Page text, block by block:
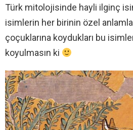
Türk mitolojisinde hayli ilginç
isimlerin her birinin özel
çoçuklarına koydukları bu
koyulmasın ki